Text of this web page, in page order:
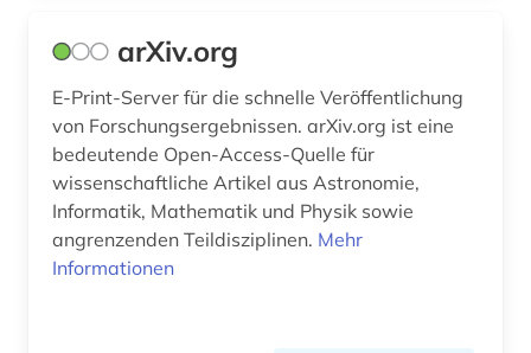
open data (1)
open educational resources (2)
open science (1)
arXiv.org
E-Print-Server für die schnelle Veröffentlichung
von Forschungsergebnissen. arXiv.org ist eine
bedeutende Open-Access-Quelle für
wissenschaftliche Artikel aus Astronomie,
Informatik, Mathematik und Physik sowie
angrenzenden Teildisziplinen. Mehr
Informationen